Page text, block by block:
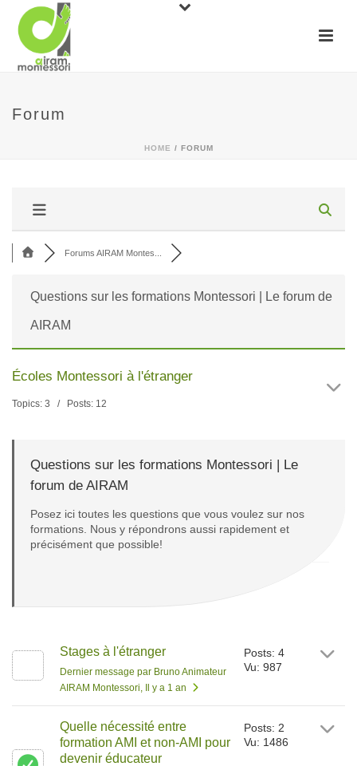
Forum
HOME / FORUM
Forums AIRAM Montes...
Questions sur les formations Montessori | Le forum de
AIRAM
Écoles Montessori à l'étranger
Topics: 3 / Posts: 12
Questions sur les formations Montessori | Le
forum de AIRAM
Posez ici toutes les questions que vous voulez sur nos
formations. Nous y répondrons aussi rapidement et
précisément que possible!
Stages à l'étranger
Dernier message par Bruno Animateur
AIRAM Montessori, Il y a 1 an
Posts: 4
Vu: 987
Quelle nécessité entre
formation AMI et non-AMI pour
devenir éducateur
Posts: 2
Vu: 1486